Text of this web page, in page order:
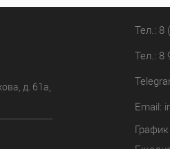
Купить в 1 клик
К сравнению
В наличии
д. 61а,
Тел.: 8
Тел.: 8
Email: